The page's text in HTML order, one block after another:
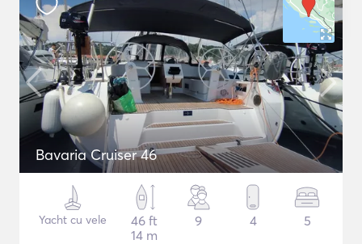
Bavaria Cruiser 46
Yacht cu vele
46 ft
14 m
9 4 5